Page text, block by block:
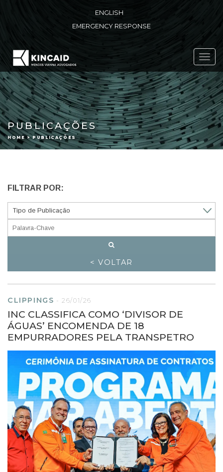
ENGLISH
EMERGENCY RESPONSE
PUBLICAÇÕES
HOME > PUBLICAÇÕES
FILTRAR POR:
< VOLTAR
CLIPPINGS - 26/01/26
INC CLASSIFICA COMO ‘DIVISOR DE
ÁGUAS’ ENCOMENDA DE 18
EMPURRADORES PELA TRANSPETRO